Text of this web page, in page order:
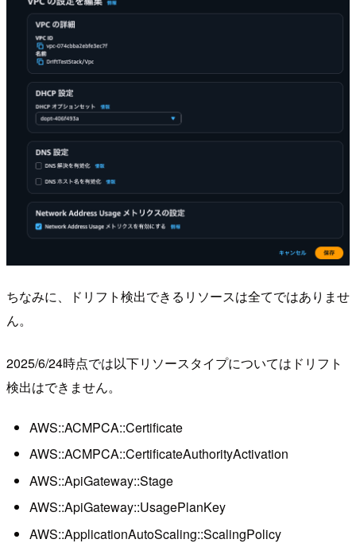
ちなみに、ドリフト検出できるリソースは全てではありませ
ん。
2025/6/24時点では以下リソースタイプについてはドリフト
検出はできません。
AWS::ACMPCA::Certificate
AWS::ACMPCA::CertificateAuthorityActivation
AWS::ApiGateway::Stage
AWS::ApiGateway::UsagePlanKey
AWS::ApplicationAutoScaling::ScalingPolicy